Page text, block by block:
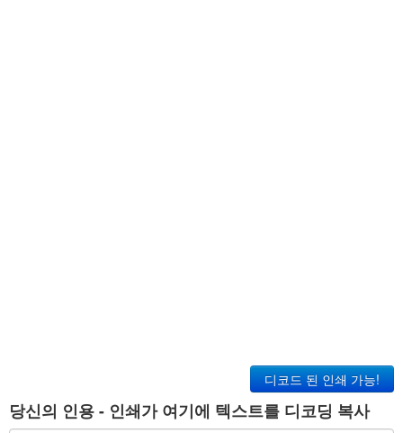
디코드 된 인쇄 가능!
당신의 인용 - 인쇄가 여기에 텍스트를 디코딩 복사